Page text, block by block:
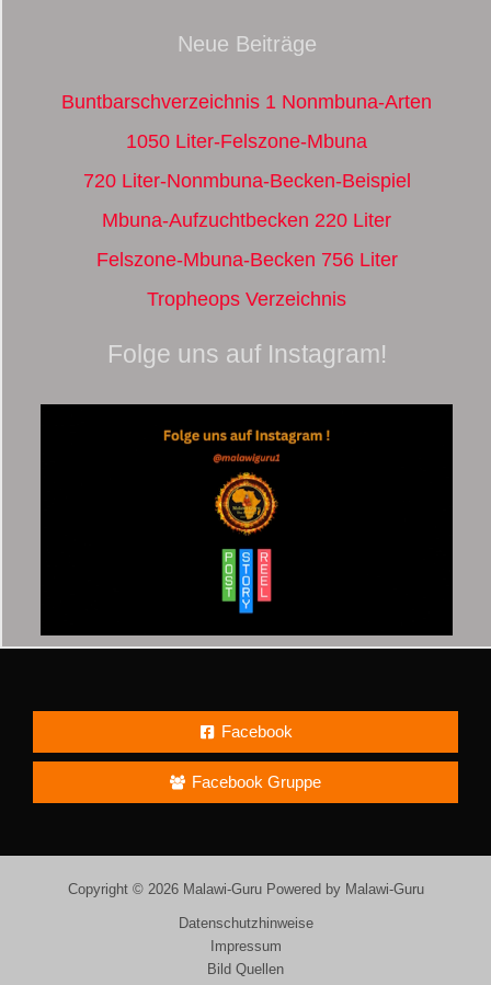
Neue Beiträge
Buntbarschverzeichnis 1 Nonmbuna-Arten
1050 Liter-Felszone-Mbuna
720 Liter-Nonmbuna-Becken-Beispiel
Mbuna-Aufzuchtbecken 220 Liter
Felszone-Mbuna-Becken 756 Liter
Tropheops Verzeichnis
Folge uns auf Instagram!
Facebook
Facebook Gruppe
Copyright © 2026 Malawi-Guru Powered by Malawi-Guru
Datenschutzhinweise
Impressum
Bild Quellen